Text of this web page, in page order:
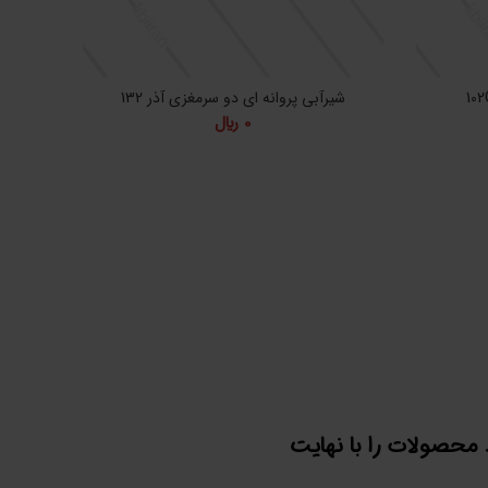
شیرآبی پروانه ای دو سرمغزی آذر 132
0 ﷼
را با نهایت